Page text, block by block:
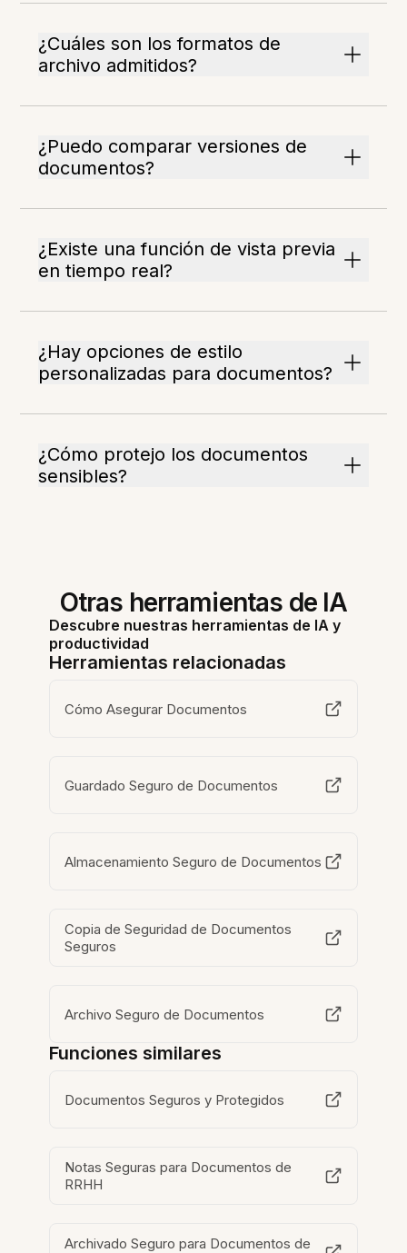
¿Cuáles son los formatos de
archivo admitidos?
¿Puedo comparar versiones de
documentos?
¿Existe una función de vista previa
en tiempo real?
¿Hay opciones de estilo
personalizadas para documentos?
¿Cómo protejo los documentos
sensibles?
Otras herramientas de IA
Descubre nuestras herramientas de IA y
productividad
Herramientas relacionadas
Cómo Asegurar Documentos
Guardado Seguro de Documentos
Almacenamiento Seguro de Documentos
Copia de Seguridad de Documentos
Seguros
Archivo Seguro de Documentos
Funciones similares
Documentos Seguros y Protegidos
Notas Seguras para Documentos de
RRHH
Archivado Seguro para Documentos de